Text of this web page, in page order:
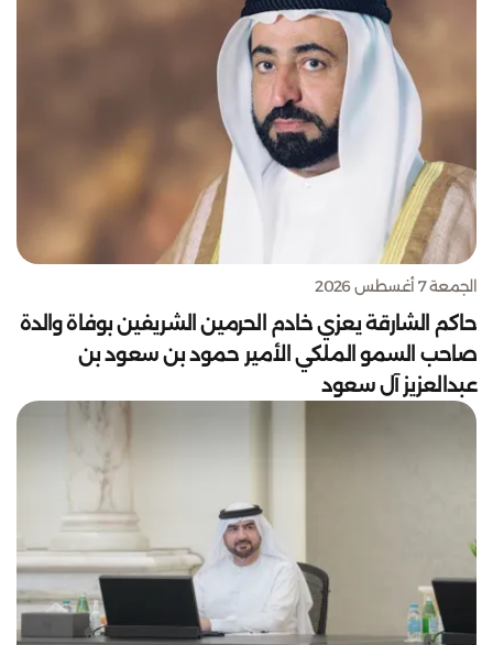
الجمعة 7 أغسطس 2026
حاكم الشارقة يعزي خادم الحرمين الشريفين بوفاة والدة
صاحب السمو الملكي الأمير حمود بن سعود بن
عبدالعزيز آل سعود